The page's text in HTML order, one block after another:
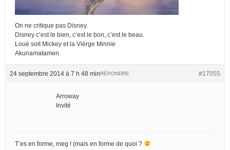
On ne critique pas Disney.
Disney c’est le bien, c’est le bon, c’est le beau.
Loué soit Mickey et la Vièrge Minnie
Akunamatamen
24 septembre 2014 à 7 h 48 min #17055
RÉPONDRE
Arroway
Invité
T’es en forme, meg ! (mais en forme de quoi ?